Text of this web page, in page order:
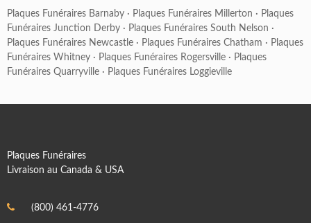
Plaques Funéraires Barnaby · Plaques Funéraires Millerton · Plaques
Funéraires Junction Derby · Plaques Funéraires South Nelson ·
Plaques Funéraires Newcastle · Plaques Funéraires Chatham · Plaques
Funéraires Whitney · Plaques Funéraires Rogersville · Plaques
Funéraires Quarryville · Plaques Funéraires Loggieville
Plaques Funéraires
Livraison au Canada & USA
(800) 461-4776